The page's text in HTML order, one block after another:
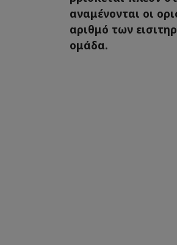
αναμένονται οι
αριθμό των
ομάδα.